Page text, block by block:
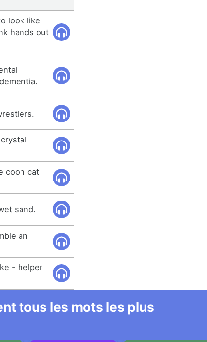
look like
hands out
coon cat
sand.
an
- helper
tous les mots les plus